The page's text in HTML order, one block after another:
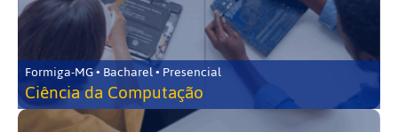
Formiga-MG • Bacharel • Presencial
Ciência da Computação